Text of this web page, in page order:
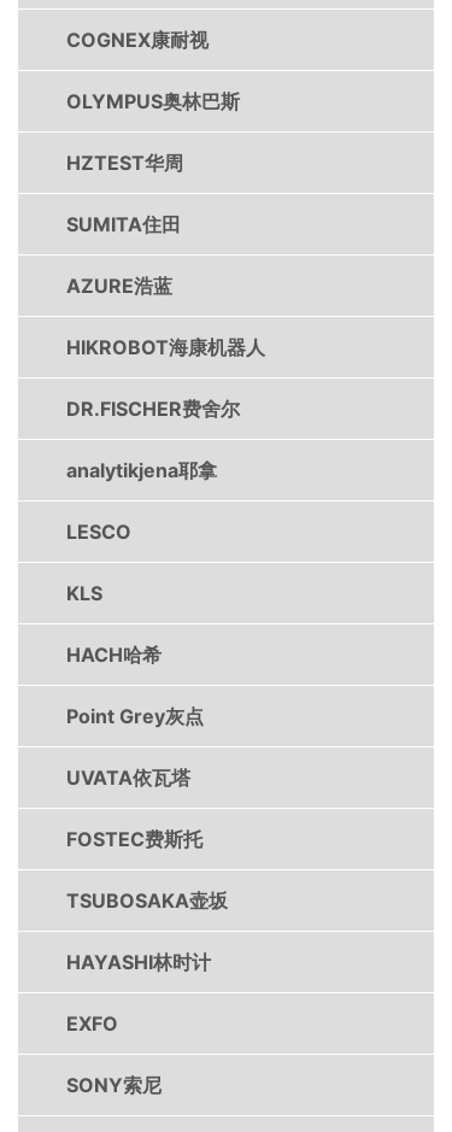
COGNEX康耐视
OLYMPUS奥林巴斯
HZTEST华周
SUMITA住田
AZURE浩蓝
HIKROBOT海康机器人
DR.FISCHER费舍尔
analytikjena耶拿
LESCO
KLS
HACH哈希
Point Grey灰点
UVATA依瓦塔
FOSTEC费斯托
TSUBOSAKA壶坂
HAYASHI林时计
EXFO
SONY索尼